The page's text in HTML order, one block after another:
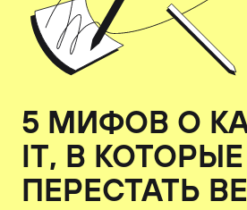
5 МИФОВ О
IT, В
ПЕРЕСТАТЬ